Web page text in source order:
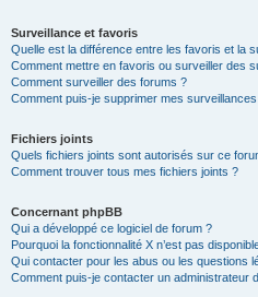
Surveillance et favoris
Quelle est la différence entre les favoris et la
Comment mettre en favoris ou surveiller des
Comment surveiller des forums ?
Comment puis-je supprimer mes
Fichiers joints
Quels fichiers joints sont autorisés sur ce
Comment trouver tous mes fichiers joints ?
Concernant phpBB
Qui a développé ce logiciel de forum ?
Pourquoi la fonctionnalité X n’est pas
Qui contacter pour les abus ou les questions
Comment puis-je contacter un administrateur